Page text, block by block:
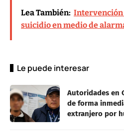
Lea También: Intervención
suicidio en medio de
Le puede interesar
Autoridades en
de forma
extranjero por